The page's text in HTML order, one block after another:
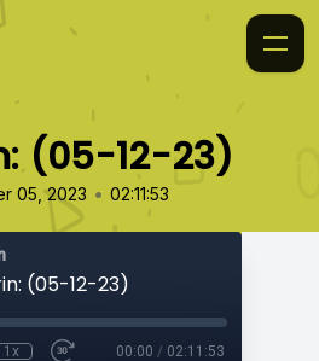
(05-12-23)
05, 2023 • 02:11:53
(05-12-23)
1x 00:00 / 02:11:53